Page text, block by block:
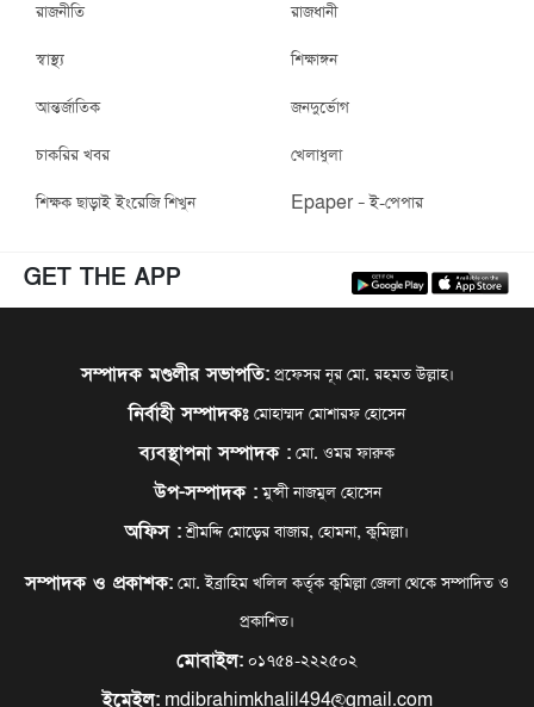
রাজনীতি রাজধানী
স্বাস্থ্য শিক্ষাঙ্গন
আন্তর্জাতিক জনদুর্ভোগ
চাকরির খবর খেলাধুলা
শিক্ষক ছাড়াই ইংরেজি শিখুন Epaper – ই-পেপার
GET THE APP
সম্পাদক মণ্ডলীর সভাপতি:প্রফেসর নূর মো. রহমত উল্লাহ।
নির্বাহী সম্পাদকঃ মোহাম্মদ মোশারফ হোসেন
ব্যবস্থাপনা সম্পাদক : মো. ওমর ফারুক
উপ-সম্পাদক :মুন্সী নাজমুল হোসেন
অফিস :শ্রীমদ্দি মোড়ের বাজার, হোমনা, কুমিল্লা।
সম্পাদক ও প্রকাশক: মো. ইব্রাহিম খলিল কর্তৃক কুমিল্লা জেলা থেকে সম্পাদিত ও
প্রকাশিত।
মোবাইল: ০১৭৫৪-২২২৫০২
ইমেইল:mdibrahimkhalil494@gmail.com